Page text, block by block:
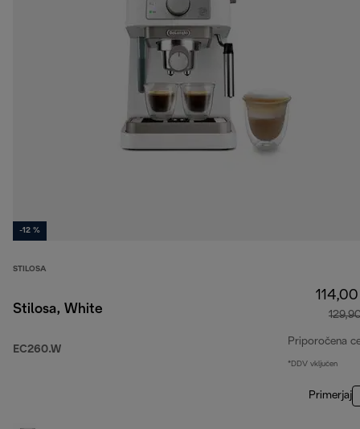
-12 %
STILOSA
Stilosa, White
EC260.W
Priporočena
*DDV vključen
Primerjaj